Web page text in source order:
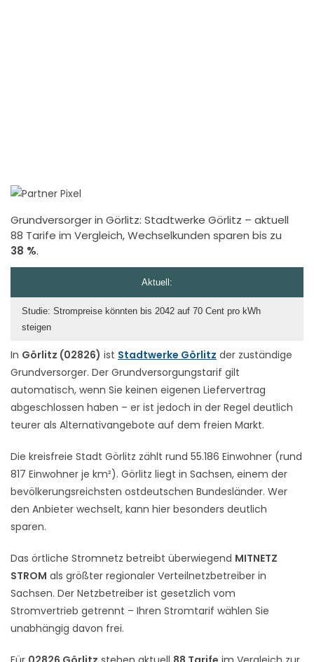
Grundversorger in Görlitz: Stadtwerke Görlitz – aktuell
88 Tarife im Vergleich, Wechselkunden sparen bis zu
38 %.
In Görlitz (02826) ist Stadtwerke Görlitz der zuständige
Grundversorger. Der Grundversorgungstarif gilt
automatisch, wenn Sie keinen eigenen Liefervertrag
abgeschlossen haben – er ist jedoch in der Regel deutlich
teurer als Alternativangebote auf dem freien Markt.
Die kreisfreie Stadt Görlitz zählt rund 55.186 Einwohner (rund
817 Einwohner je km²). Görlitz liegt in Sachsen, einem der
bevölkerungsreichsten ostdeutschen Bundesländer. Wer
den Anbieter wechselt, kann hier besonders deutlich
sparen.
Das örtliche Stromnetz betreibt überwiegend MITNETZ
STROM als größter regionaler Verteilnetzbetreiber in
Sachsen. Der Netzbetreiber ist gesetzlich vom
Stromvertrieb getrennt – Ihren Stromtarif wählen Sie
unabhängig davon frei.
Aktuell:
Studie: Strompreise könnten bis 2042 auf 70 Cent pro kWh
steigen